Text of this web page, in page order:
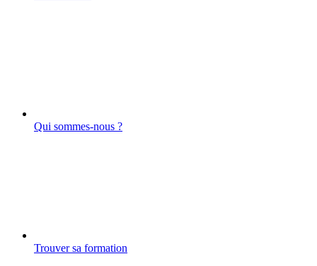
Qui sommes-nous ?
Trouver sa formation